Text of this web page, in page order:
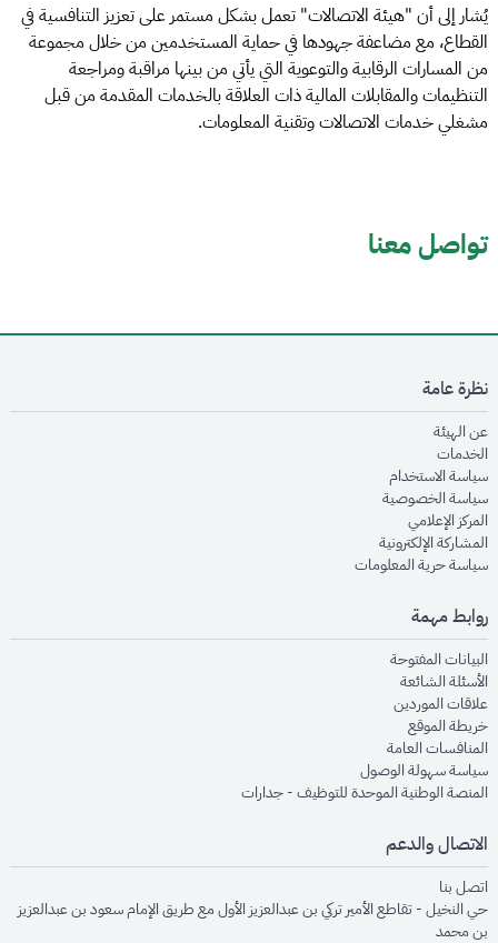
يُشار إلى أن "هيئة الاتصالات" تعمل بشكل مستمر على تعزيز التنافسية في
القطاع، مع مضاعفة جهودها في حماية المستخدمين من خلال مجموعة
من المسارات الرقابية والتوعوية التي يأتي من بينها مراقبة ومراجعة
التنظيمات والمقابلات المالية ذات العلاقة بالخدمات المقدمة من قبل
مشغلي خدمات الاتصالات وتقنية المعلومات.
تواصل معنا
نظرة عامة
عن الهيئةopens in new window
الخدماتopens in new window
سياسة الاستخدام
سياسة الخصوصيةopens in new window
المركز الإعلاميopens in new window
المشاركة الإلكترونيةopens in new window
سياسة حرية المعلوماتopens in new window
روابط مهمة
البيانات المفتوحةopens in new window
الأسئلة الشائعةopens in new window
علاقات الموردينopens in new window
خريطة الموقعopens in new window
المنافسات العامةopens in new window
سياسة سهولة الوصولopens in new window
المنصة الوطنية الموحدة للتوظيف - جداراتopens in new window
الاتصال والدعم
اتصل بنا
حي النخيل - تقاطع الأمير تركي بن عبدالعزيز الأول مع طريق الإمام سعود بن عبدالعزيز
بن محمد